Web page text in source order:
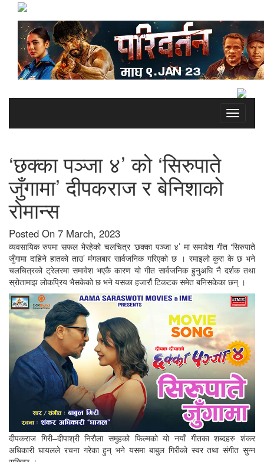
Toggle
‘छक्का पञ्जा ४’ को ‘सिरुपाते
जुँगामा’ दीपकराज र बेनिशाको
रोमान्स
Posted On 7 March, 2023
व्यवसायिक रुपमा सफल भैरहेको चलचित्र ‘छक्का पञ्जा ४’ मा समावेश गीत ‘सिरुपाते
जुँगामा दाहिने हातको ताउ’ मंगलबार सार्वजनिक गरिएको छ । रमाइलो कुरा के छ भने
चलचित्रको ट्रेलरमा समावेश भएकै कारण यो गीत सार्वजनिक हुनुअघि नै दर्शक तथा
स्रोतामाझ लोकप्रिय भैसकेको छ भने यसका हजारौं टिकटक समेत बनिसकेका छन् ।
दीपकराज गिरी–दीपाश्री निरौला समुहको फिल्मको यो नयाँ गीतका शब्दहरु शंकर
अधिकारी घायलले रचना गरेका हुन् भने यसमा बाबुल गिरीको स्वर तथा संगीत सुन्न